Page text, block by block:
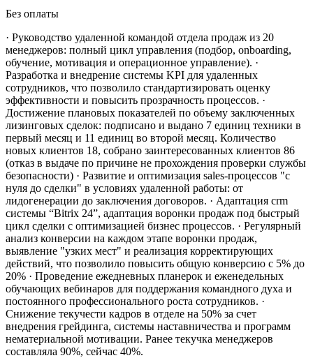
Без оплаты
· Руководство удаленной командой отдела продаж из 20
менеджеров: полный цикл управления (подбор, onboarding,
обучение, мотивация и операционное управление). ·
Разработка и внедрение системы KPI для удаленных
сотрудников, что позволило стандартизировать оценку
эффективности и повысить прозрачность процессов. ·
Достижение плановых показателей по объему заключенных
лизинговых сделок: подписано и выдано 7 единиц техники в
первый месяц и 11 единиц во второй месяц. Количество
новых клиентов 18, собрано заинтересованных клиентов 86
(отказ в выдаче по причине не прохождения проверки службы
безопасности) · Развитие и оптимизация sales-процессов "с
нуля до сделки" в условиях удаленной работы: от
лидогенерации до заключения договоров. · Адаптация crm
системы “Bitrix 24”, адаптация воронки продаж под быстрый
цикл сделки с оптимизацией бизнес процессов. · Регулярный
анализ конверсии на каждом этапе воронки продаж,
выявление "узких мест" и реализация корректирующих
действий, что позволило повысить общую конверсию с 5% до
20% · Проведение ежедневных планерок и еженедельных
обучающих вебинаров для поддержания командного духа и
постоянного профессионального роста сотрудников. ·
Снижение текучести кадров в отделе на 50% за счет
внедрения грейдинга, системы наставничества и программ
нематериальной мотивации. Ранее текучка менеджеров
составляла 90%, сейчас 40%.